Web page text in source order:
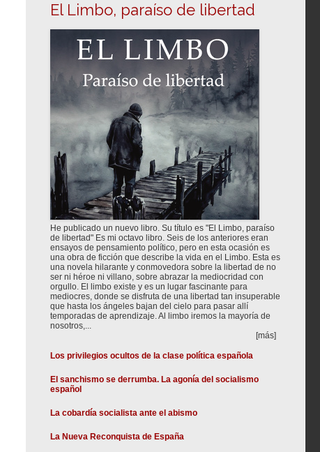
El Limbo, paraíso de libertad
He publicado un nuevo libro. Su título es "El Limbo, paraíso
de libertad" Es mi octavo libro. Seis de los anteriores eran
ensayos de pensamiento político, pero en esta ocasión es
una obra de ficción que describe la vida en el Limbo. Esta es
una novela hilarante y conmovedora sobre la libertad de no
ser ni héroe ni villano, sobre abrazar la mediocridad con
orgullo. El limbo existe y es un lugar fascinante para
mediocres, donde se disfruta de una libertad tan insuperable
que hasta los ángeles bajan del cielo para pasar allí
temporadas de aprendizaje. Al limbo iremos la mayoría de
nosotros,...
[más]
Los privilegios ocultos de la clase política española
El sanchismo se derrumba. La agonía del socialismo
español
La cobardía socialista ante el abismo
La Nueva Reconquista de España